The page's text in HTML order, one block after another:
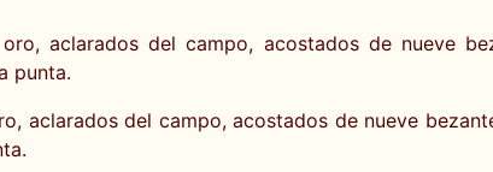
aclarados del campo, acostados de nueve
punta.
aclarados del campo, acostados de nueve